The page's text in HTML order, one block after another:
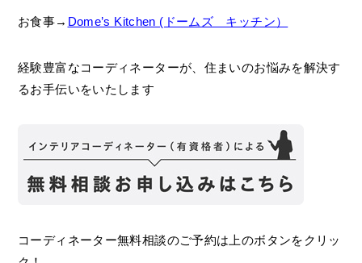
お食事→ Dome’s Kitchen (ドームズ キッチン）
経験豊富なコーディネーターが、住まいのお悩みを解決す
るお手伝いをいたします
コーディネーター無料相談のご予約は上のボタンをクリッ